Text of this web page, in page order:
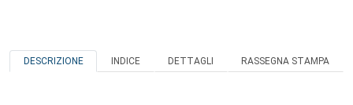
DESCRIZIONE INDICE DETTAGLI RASSEGNA STAMPA